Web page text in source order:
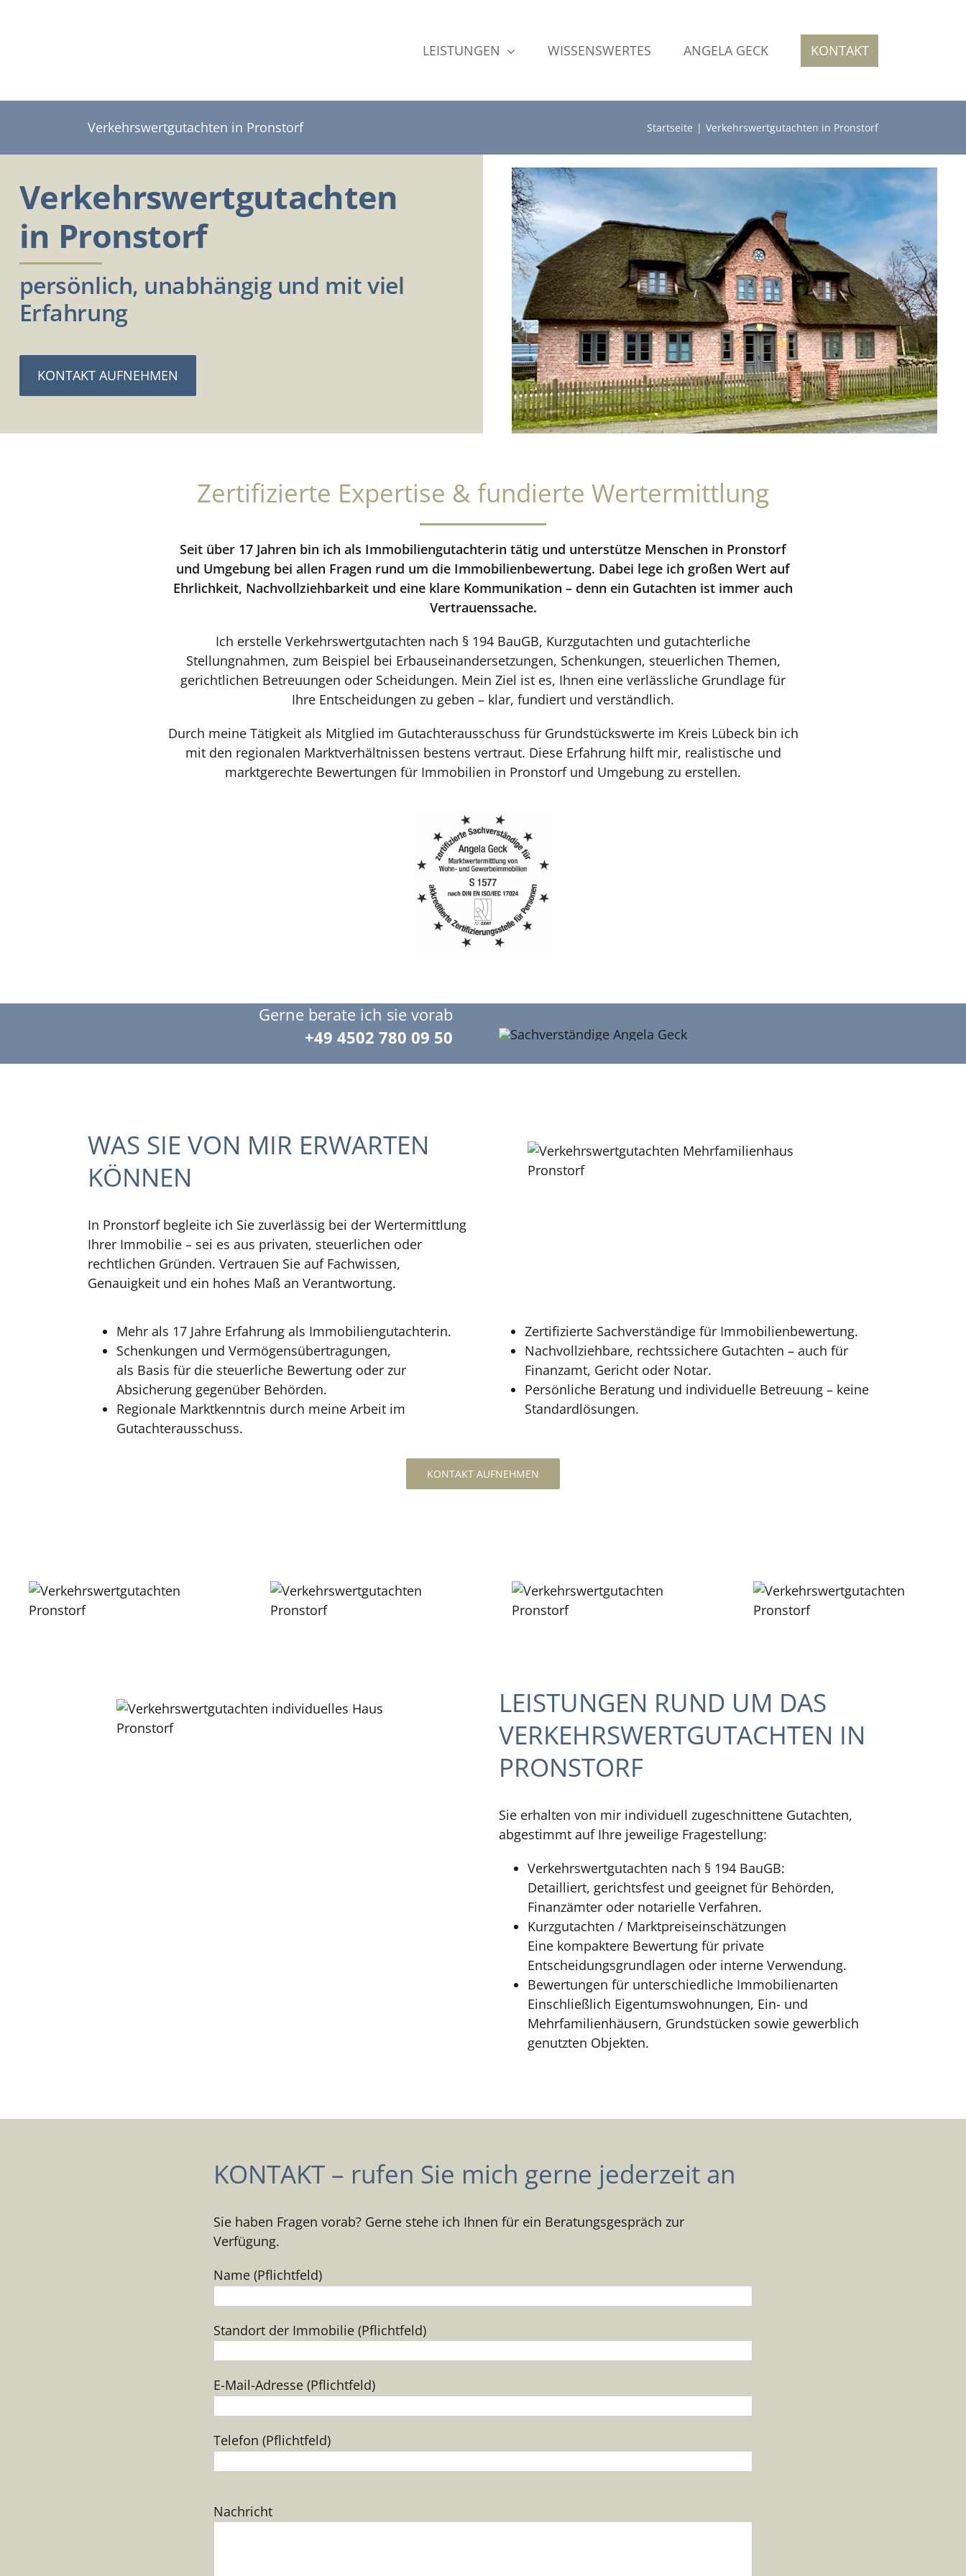
LEISTUNGEN WISSENSWERTES ANGELA GECK KONTAKT
Verkehrswertgutachten in Pronstorf Startseite Verkehrswertgutachten in Pronstorf
Verkehrswertgutachten
in Pronstorf
persönlich, unabhängig und mit viel
Erfahrung
KONTAKT AUFNEHMEN
Zertifizierte Expertise & fundierte Wertermittlung
Seit über 17 Jahren bin ich als Immobiliengutachterin tätig und unterstütze Menschen in Pronstorf
und Umgebung bei allen Fragen rund um die Immobilienbewertung. Dabei lege ich großen Wert auf
Ehrlichkeit, Nachvollziehbarkeit und eine klare Kommunikation – denn ein Gutachten ist immer auch
Vertrauenssache.
Ich erstelle Verkehrswertgutachten nach § 194 BauGB, Kurzgutachten und gutachterliche
Stellungnahmen, zum Beispiel bei Erbauseinandersetzungen, Schenkungen, steuerlichen Themen,
gerichtlichen Betreuungen oder Scheidungen. Mein Ziel ist es, Ihnen eine verlässliche Grundlage für
Ihre Entscheidungen zu geben – klar, fundiert und verständlich.
Durch meine Tätigkeit als Mitglied im Gutachterausschuss für Grundstückswerte im Kreis Lübeck bin ich
mit den regionalen Marktverhältnissen bestens vertraut. Diese Erfahrung hilft mir, realistische und
marktgerechte Bewertungen für Immobilien in Pronstorf und Umgebung zu erstellen.
Gerne berate ich sie vorab
+49 4502 780 09 50
WAS SIE VON MIR ERWARTEN
KÖNNEN
In Pronstorf begleite ich Sie zuverlässig bei der Wertermittlung
Ihrer Immobilie – sei es aus privaten, steuerlichen oder
rechtlichen Gründen. Vertrauen Sie auf Fachwissen,
Genauigkeit und ein hohes Maß an Verantwortung.
Mehr als 17 Jahre Erfahrung als Immobiliengutachterin.
Schenkungen und Vermögensübertragungen,
als Basis für die steuerliche Bewertung oder zur
Absicherung gegenüber Behörden.
Regionale Marktkenntnis durch meine Arbeit im
Gutachterausschuss.
Zertifizierte Sachverständige für Immobilienbewertung.
Nachvollziehbare, rechtssichere Gutachten – auch für
Finanzamt, Gericht oder Notar.
Persönliche Beratung und individuelle Betreuung – keine
Standardlösungen.
KONTAKT AUFNEHMEN
LEISTUNGEN RUND UM DAS
VERKEHRSWERTGUTACHTEN IN
PRONSTORF
Sie erhalten von mir individuell zugeschnittene Gutachten,
abgestimmt auf Ihre jeweilige Fragestellung:
Verkehrswertgutachten nach § 194 BauGB:
Detailliert, gerichtsfest und geeignet für Behörden,
Finanzämter oder notarielle Verfahren.
Kurzgutachten / Marktpreiseinschätzungen
Eine kompaktere Bewertung für private
Entscheidungsgrundlagen oder interne Verwendung.
Bewertungen für unterschiedliche Immobilienarten
Einschließlich Eigentumswohnungen, Ein- und
Mehrfamilienhäusern, Grundstücken sowie gewerblich
genutzten Objekten.
KONTAKT – rufen Sie mich gerne jederzeit an
Sie haben Fragen vorab? Gerne stehe ich Ihnen für ein Beratungsgespräch zur
Verfügung.
Name (Pflichtfeld)
Standort der Immobilie (Pflichtfeld)
E-Mail-Adresse (Pflichtfeld)
Telefon (Pflichtfeld)
lasse
Nachricht